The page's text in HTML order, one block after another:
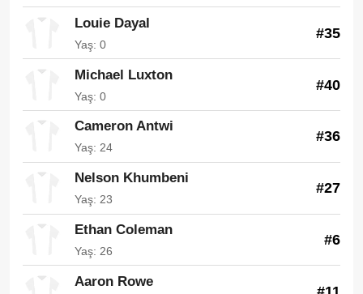
Louie Dayal
Yaş: 0
#35
Michael Luxton
Yaş: 0
#40
Cameron Antwi
Yaş: 24
#36
Nelson Khumbeni
Yaş: 23
#27
Ethan Coleman
Yaş: 26
#6
Aaron Rowe